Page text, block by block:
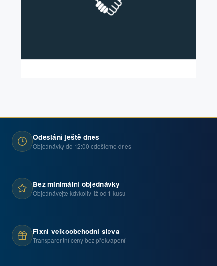
Odeslání ještě dnes
Objednávky do 12:00 odešleme dnes
Bez minimální objednávky
Objednávejte kdykoliv již od 1 kusu
Fixní velkoobchodní sleva
Transparentní ceny bez překvapení